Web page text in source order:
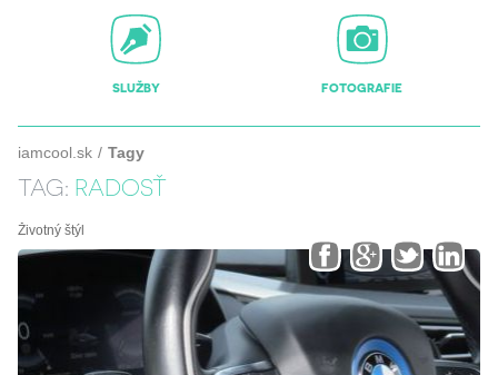
SLUŽBY FOTOGRAFIE
iamcool.sk Tagy
TAG: RADOSŤ
Životný štýl